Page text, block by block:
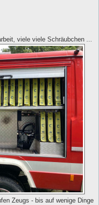
viele viele Schräubchen ...
Zeugs - bis auf wenige Dinge